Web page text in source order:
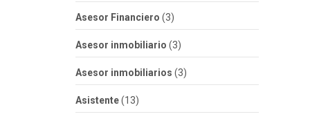
Asesor Financiero (3)
Asesor inmobiliario (3)
Asesor inmobiliarios (3)
Asistente(13)